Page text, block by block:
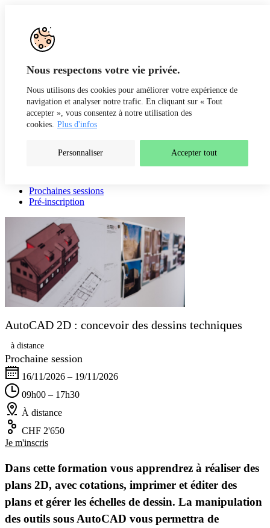
Nous respectons votre vie privée.
Nous utilisons des cookies pour améliorer votre expérience de
navigation et analyser notre trafic. En cliquant sur « Tout
accepter », vous consentez à notre utilisation des
cookies. Plus d'infos
Personnaliser Accepter tout
Prochaines sessions
Pré-inscription
AutoCAD 2D : concevoir des dessins techniques
à distance
Prochaine session
16/11/2026 – 19/11/2026
09h00 – 17h30
À distance
CHF 2'650
Je m'inscris
Dans cette formation vous apprendrez à réaliser des
plans 2D, avec cotations, imprimer et éditer des
plans et gérer les échelles de dessin. La manipulation
des outils sous AutoCAD vous permettra de